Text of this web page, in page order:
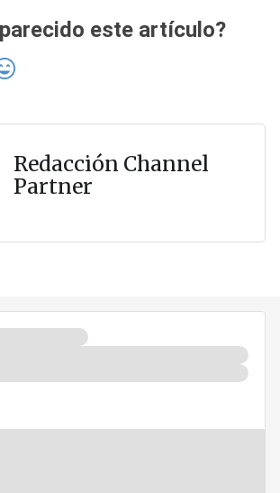
este artículo?
Redacción Channel
Partner